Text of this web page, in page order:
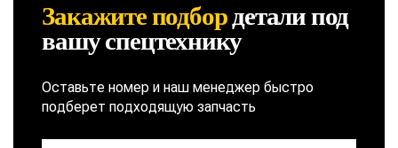
Закажите подбордеталипод
вашу спецтехнику
Оставьте номер и наш менеджер быстро
подберет подходящую запчасть